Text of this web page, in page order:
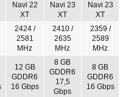
Navi 22
XT
Navi 23
XT
Navi 23
XT
2424 /
2581
MHz
2410 /
2635
MHz
2359 /
2589
MHz
12 GB
GDDR6
16 Gbps
8 GB
GDDR6
17,5
Gbps
8 GB
GDDR6
16 Gbps